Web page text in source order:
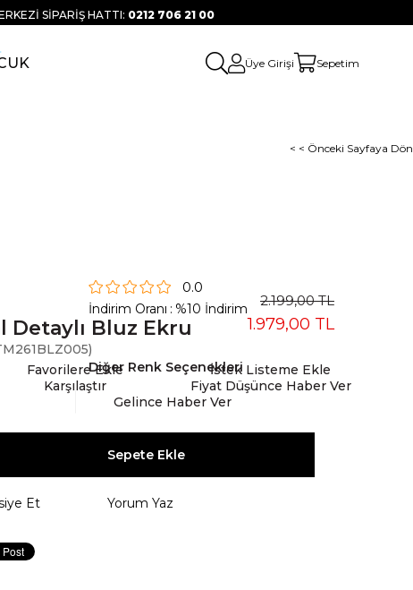
SİPARİŞ HATTI: 0212 706 21 00
Üye Girişi Sepetim
< < Önceki Sayfaya Dön
Detaylı Bluz Ekru
0.0
İndirim Oranı : %10 İndirim 2.199,00 TL
1.979,00 TL
Diğer Renk Seçenekleri
Favorilere Ekle
İstek Listeme Ekle
Karşılaştır
Fiyat Düşünce Haber Ver
Gelince Haber Ver
Et Yorum Yaz